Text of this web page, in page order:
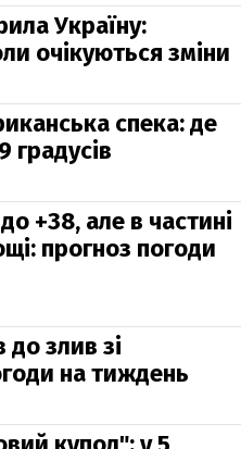
Україну:
очікуються зміни
спека: де
градусів
+38, але в частині
прогноз погоди
до злив зі
на тиждень